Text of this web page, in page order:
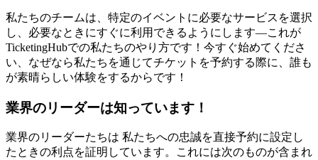
私たちのチームは、特定のイベントに必要なサービスを選択
し、必要なときにすぐに利用できるようにします—これが
TicketingHubでの私たちのやり方です！今すぐ始めてくださ
い、なぜなら私たちを通じてチケットを予約する際に、誰も
が素晴らしい体験をするからです！
業界のリーダーは知っています！
業界のリーダーたちは 私たちへの忠誠を直接予約に設定し
たときの利点を証明しています。これには次のものが含まれ